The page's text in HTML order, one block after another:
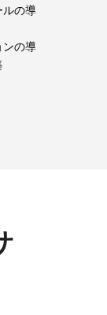
ルの導
ンの導